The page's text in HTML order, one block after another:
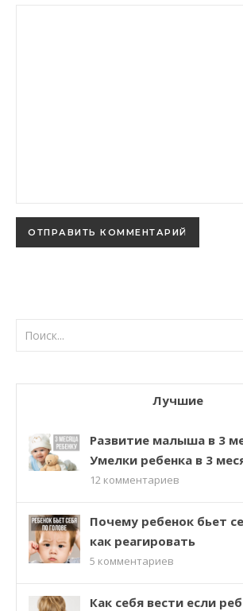
Лучшие
Развитие малыша в 3
Умелки ребенка в 3
12 комментариев
Почему ребенок бьет
как реагировать
5 комментариев
Как себя вести если